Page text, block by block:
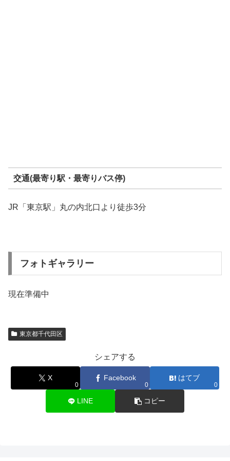
交通(最寄り駅・最寄りバス停)
JR「東京駅」丸の内北口より徒歩3分
フォトギャラリー
現在準備中
東京都千代田区
シェアする
X
0
Facebook
0
はてブ
0
LINE コピー